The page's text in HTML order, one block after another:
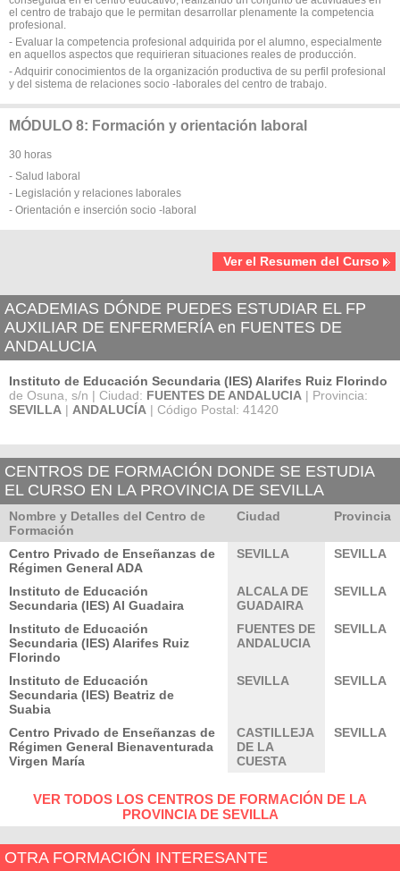
el centro de trabajo que le permitan desarrollar plenamente la competencia
profesional.
- Evaluar la competencia profesional adquirida por el alumno, especialmente
en aquellos aspectos que requirieran situaciones reales de producción.
- Adquirir conocimientos de la organización productiva de su perfil profesional
y del sistema de relaciones socio -laborales del centro de trabajo.
MÓDULO 8: Formación y orientación laboral
30 horas
- Salud laboral
- Legislación y relaciones laborales
- Orientación e inserción socio -laboral
Ver el Resumen del Curso
ACADEMIAS DÓNDE PUEDES ESTUDIAR EL FP
AUXILIAR DE ENFERMERÍA en FUENTES DE
ANDALUCIA
Instituto de Educación Secundaria (IES) Alarifes Ruiz Florindo
de Osuna, s/n | Ciudad: FUENTES DE ANDALUCIA | Provincia:
SEVILLA | ANDALUCÍA | Código Postal: 41420
CENTROS DE FORMACIÓN DONDE SE ESTUDIA
EL CURSO EN LA PROVINCIA DE SEVILLA
Nombre y Detalles del Centro de
Formación
Ciudad Provincia
Centro Privado de Enseñanzas de
Régimen General ADA
SEVILLA SEVILLA
Instituto de Educación
Secundaria (IES) Al Guadaira
ALCALA DE
GUADAIRA
SEVILLA
Instituto de Educación
Secundaria (IES) Alarifes Ruiz
Florindo
FUENTES DE
ANDALUCIA
SEVILLA
Instituto de Educación
Secundaria (IES) Beatriz de
Suabia
SEVILLA SEVILLA
Centro Privado de Enseñanzas de
Régimen General Bienaventurada
Virgen María
CASTILLEJA
DE LA
CUESTA
SEVILLA
VER TODOS LOS CENTROS DE FORMACIÓN DE LA
PROVINCIA DE SEVILLA
OTRA FORMACIÓN INTERESANTE